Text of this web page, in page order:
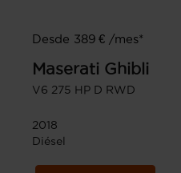
Desde 389 € /mes*
Maserati Ghibli
V6 275 HP D RWD
2018
Diésel